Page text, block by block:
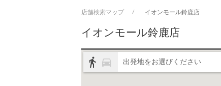
店舗検索マップ イオンモール鈴鹿店
イオンモール鈴鹿店
directions_walk directions_car 出発地をお選びください